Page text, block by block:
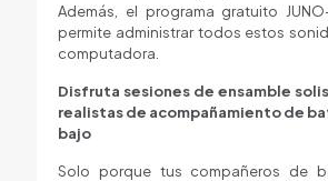
Además, el programa gratuito
permite administrar todos estos
computadora.
Disfruta sesiones de ensamble
realistas de acompañamiento de
bajo
Solo porque tus compañeros de